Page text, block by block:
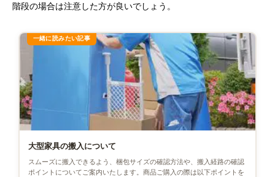
階段の場合は注意した方が良いでしょう。
大型家具の搬入について
スムーズに搬入できるよう、梱包サイズの確認方法や、搬入経路の確認
ポイントについてご案内いたします。商品ご購入の際は以下ポイントを